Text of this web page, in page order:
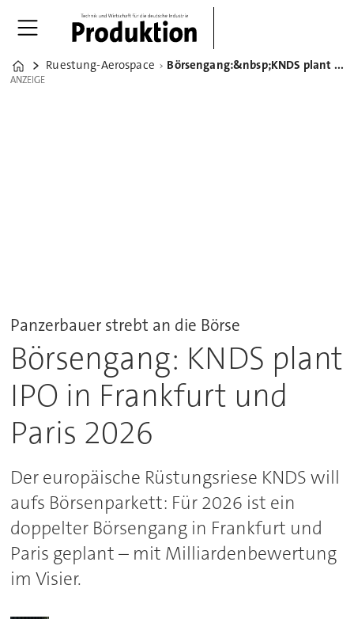
Home
Ruestung-Aerospace Börsengang:&nbsp;KNDS plant IPO in Frankfurt und Paris 2026
ANZEIGE
ANZEIGE
Panzerbauer strebt an die Börse
Börsengang: KNDS plant
IPO in Frankfurt und
Paris 2026
Der europäische Rüstungsriese KNDS will
aufs Börsenparkett: Für 2026 ist ein
doppelter Börsengang in Frankfurt und
Paris geplant – mit Milliardenbewertung
im Visier.